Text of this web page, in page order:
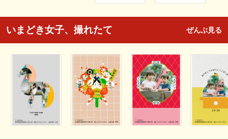
いまどき女子、撮れたて ぜんぶ見る